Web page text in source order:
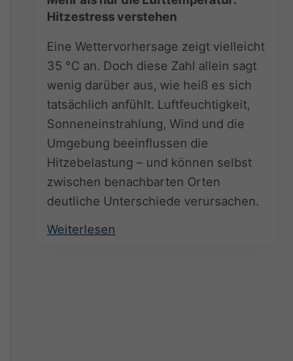
Hitzestress verstehen
Eine Wettervorhersage zeigt vielleicht
35 °C an. Doch diese Zahl allein sagt
wenig darüber aus, wie heiß es sich
tatsächlich anfühlt. Luftfeuchtigkeit,
Sonneneinstrahlung, Wind und die
Umgebung beeinflussen die
Hitzebelastung – und können selbst
zwischen benachbarten Orten
deutliche Unterschiede verursachen.
Weiterlesen